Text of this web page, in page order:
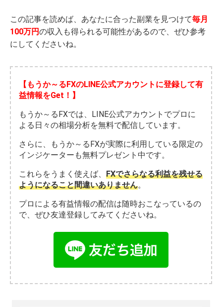
この記事を読めば、あなたに合った副業を見つけて毎月
100万円の収入も得られる可能性があるので、ぜひ参考
にしてくださいね。
【もうか～るFXのLINE公式アカウントに登録して有
益情報をGet！】
もうか～るFXでは、LINE公式アカウントでプロに
よる日々の相場分析を無料で配信しています。
さらに、もうか～るFXが実際に利用している限定の
インジケーターも無料プレゼント中です。
これらをうまく使えば、 FXでさらなる利益を残せる
ようになること間違いありません。
プロによる有益情報の配信は随時おこなっているの
で、ぜひ友達登録してみてくださいね。